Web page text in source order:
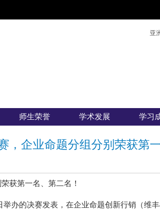
亚
师生荣誉 学术发展 学习
企业命题分组分别荣获第
获第一名、第二名！
办的决赛发表，在企业命题创新行销（维